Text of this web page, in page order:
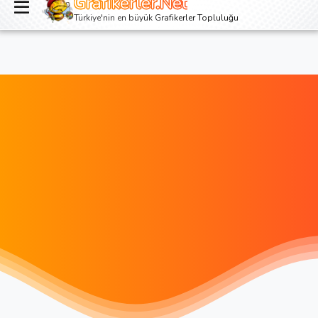
Giriş yap Kayıt ol
Türkiye'nin en büyük Grafikerler Topluluğu